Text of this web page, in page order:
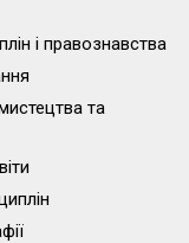
і правознавства
та